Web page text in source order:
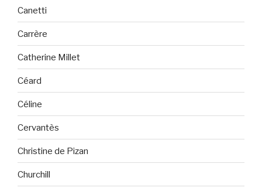
Canetti
Carrère
Catherine Millet
Céard
Céline
Cervantès
Christine de Pizan
Churchill